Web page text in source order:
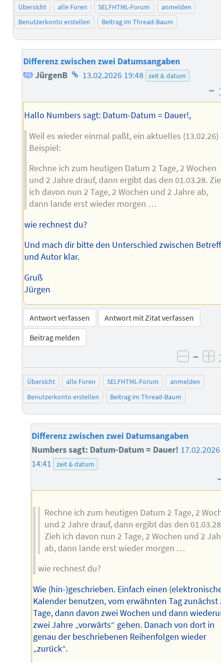
Übersicht alle Foren SELFHTML-Forum
anmelden
Benutzerkonto erstellen
Beitrag im Thread-Baum
Differenz zwischen zwei Datumsangaben
JürgenB Homepage
Autors
13.02.2026 19:48 zeit & datum
–
Hallo Numbers sagt: Datum-Datum = Dauer!,
Weil es wieder einmal paßt, ein aktuelles (13.02.26)
Beispiel:
Rechne ich zum heutigen Datum 2 Tage, 2 Wochen
und 2 Jahre drauf, dann ergibt das den 01.03.28.
ich davon nun 2 Tage, 2 Wochen und 2 Jahre ab,
dann lande erst wieder morgen …
wie rechnest du?
Und mach dir bitte den Unterschied zwischen Betreff
und Autor klar.
Gruß
Jürgen
Antwort verfassen
Antwort mit Zitat verfassen
Beitrag melden
–
Übersicht alle Foren SELFHTML-Forum
anmelden
Benutzerkonto erstellen
Beitrag im Thread-Baum
Differenz zwischen zwei Datumsangaben
Numbers sagt: Datum-Datum = Dauer! 17.02.2026
14:41
zeit & datum
Rechne ich zum heutigen Datum 2 Tage, 2
und 2 Jahre drauf, dann ergibt das den
Zieh ich davon nun 2 Tage, 2 Wochen und 2
ab, dann lande erst wieder morgen …
wie rechnest du?
Wie (hin-)geschrieben. Einfach einen
Kalender benutzen, vom erwähnten Tag zunächst
Tage, dann davon zwei Wochen und dann
zwei Jahre „vorwärts“ gehen. Danach von dort in
genau der beschriebenen Reihenfolgen wieder
„zurück“.